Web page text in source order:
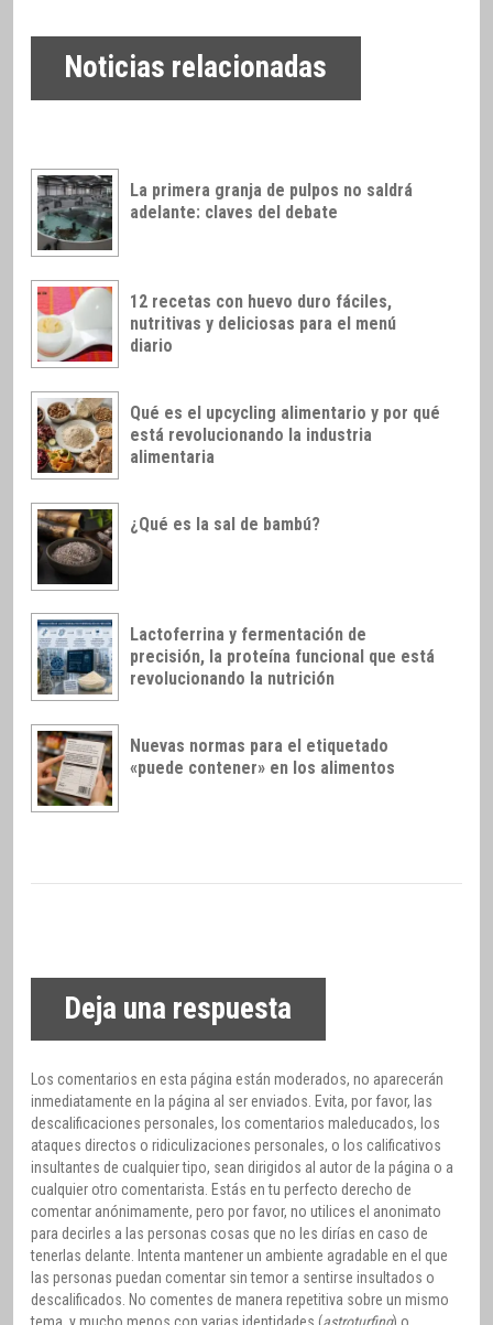
Noticias relacionadas
La primera granja de pulpos no saldrá
adelante: claves del debate
12 recetas con huevo duro fáciles,
nutritivas y deliciosas para el menú
diario
Qué es el upcycling alimentario y por qué
está revolucionando la industria
alimentaria
¿Qué es la sal de bambú?
Lactoferrina y fermentación de
precisión, la proteína funcional que está
revolucionando la nutrición
Nuevas normas para el etiquetado
«puede contener» en los alimentos
Deja una respuesta
Los comentarios en esta página están moderados, no aparecerán
inmediatamente en la página al ser enviados. Evita, por favor, las
descalificaciones personales, los comentarios maleducados, los
ataques directos o ridiculizaciones personales, o los calificativos
insultantes de cualquier tipo, sean dirigidos al autor de la página o a
cualquier otro comentarista. Estás en tu perfecto derecho de
comentar anónimamente, pero por favor, no utilices el anonimato
para decirles a las personas cosas que no les dirías en caso de
tenerlas delante. Intenta mantener un ambiente agradable en el que
las personas puedan comentar sin temor a sentirse insultados o
descalificados. No comentes de manera repetitiva sobre un mismo
tema, y mucho menos con varias identidades (astroturfing) o